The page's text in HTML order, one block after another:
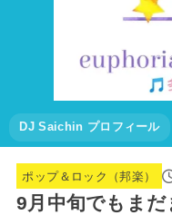
DJ Saichin プロフィール
ポップ＆ロック（邦楽）
9月中旬でもまだ